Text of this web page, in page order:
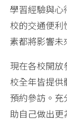
學習經驗與心
校的交通便
素都將影響未
現在各校開
校全年皆提
預約參訪。
助自己做出